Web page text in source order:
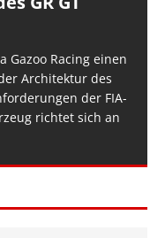
Gazoo Racing einen
Architektur des
der FIA-
richtet sich an